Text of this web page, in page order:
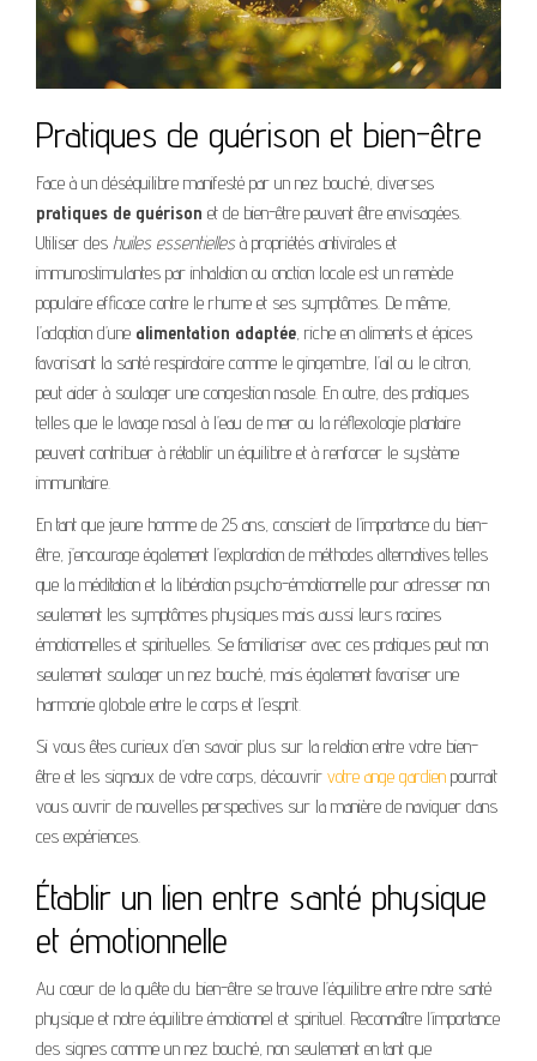
Pratiques de guérison et bien-être
Face à un déséquilibre manifesté par un nez bouché, diverses
pratiques de guérison et de bien-être peuvent être envisagées.
Utiliser des huiles essentiellesà propriétés antivirales et
immunostimulantes par inhalation ou onction locale est un remède
populaire efficace contre le rhume et ses symptômes. De même,
l’adoption d’une alimentation adaptée, riche en aliments et épices
favorisant la santé respiratoire comme le gingembre, l’ail ou le citron,
peut aider à soulager une congestion nasale. En outre, des pratiques
telles que le lavage nasal à l’eau de mer ou la réflexologie plantaire
peuvent contribuer à rétablir un équilibre et à renforcer le système
immunitaire.
En tant que jeune homme de 25 ans, conscient de l’importance du bien-
être, j’encourage également l’exploration de méthodes alternatives telles
que la méditation et la libération psycho-émotionnelle pour adresser non
seulement les symptômes physiques mais aussi leurs racines
émotionnelles et spirituelles. Se familiariser avec ces pratiques peut non
seulement soulager un nez bouché, mais également favoriser une
harmonie globale entre le corps et l’esprit.
Si vous êtes curieux d’en savoir plus sur la relation entre votre bien-
être et les signaux de votre corps, découvrir votre ange gardien pourrait
vous ouvrir de nouvelles perspectives sur la manière de naviguer dans
ces expériences.
Établir un lien entre santé physique
et émotionnelle
Au cœur de la quête du bien-être se trouve l’équilibre entre notre santé
physique et notre équilibre émotionnel et spirituel. Reconnaître l’importance
des signes comme un nez bouché, non seulement en tant que